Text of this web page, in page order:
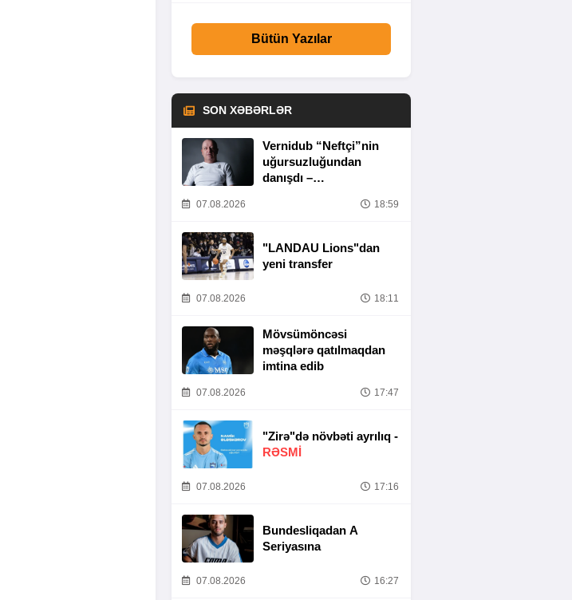
Bütün Yazılar
SON XƏBƏRLƏR
Vernidub “Neftçi”nin
uğursuzluğundan
danışdı –
TAMAMILƏ MƏNIM
07.08.2026 18:59
"LANDAU Lions"dan
yeni transfer
07.08.2026 18:11
Mövsümöncəsi
məşqlərə qatılmaqdan
imtina edib
07.08.2026 17:47
"Zirə"də növbəti ayrılıq -
RƏSMİ
07.08.2026 17:16
Bundesliqadan A
Seriyasına
07.08.2026 16:27